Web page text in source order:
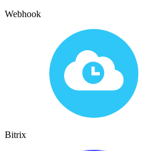
Webhook
Bitrix